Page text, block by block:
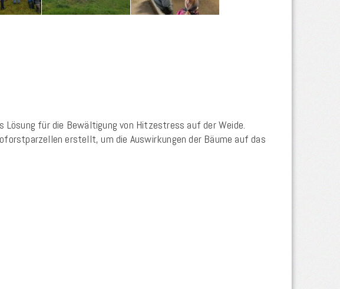
für die Bewältigung von Hitzestress auf der Weide.
erstellt, um die Auswirkungen der Bäume auf das